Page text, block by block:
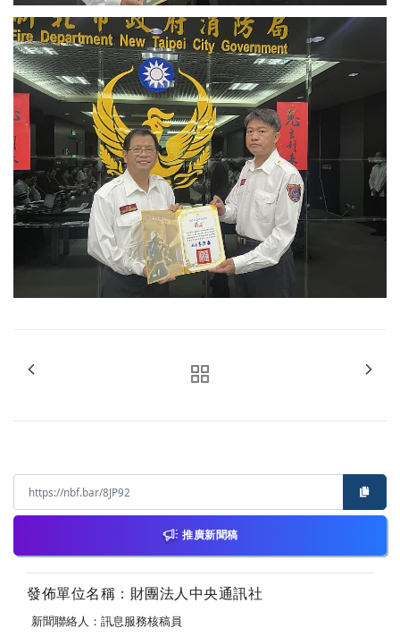
推廣新聞稿
發佈單位名稱：財團法人中央通訊社
新聞聯絡人：訊息服務核稿員